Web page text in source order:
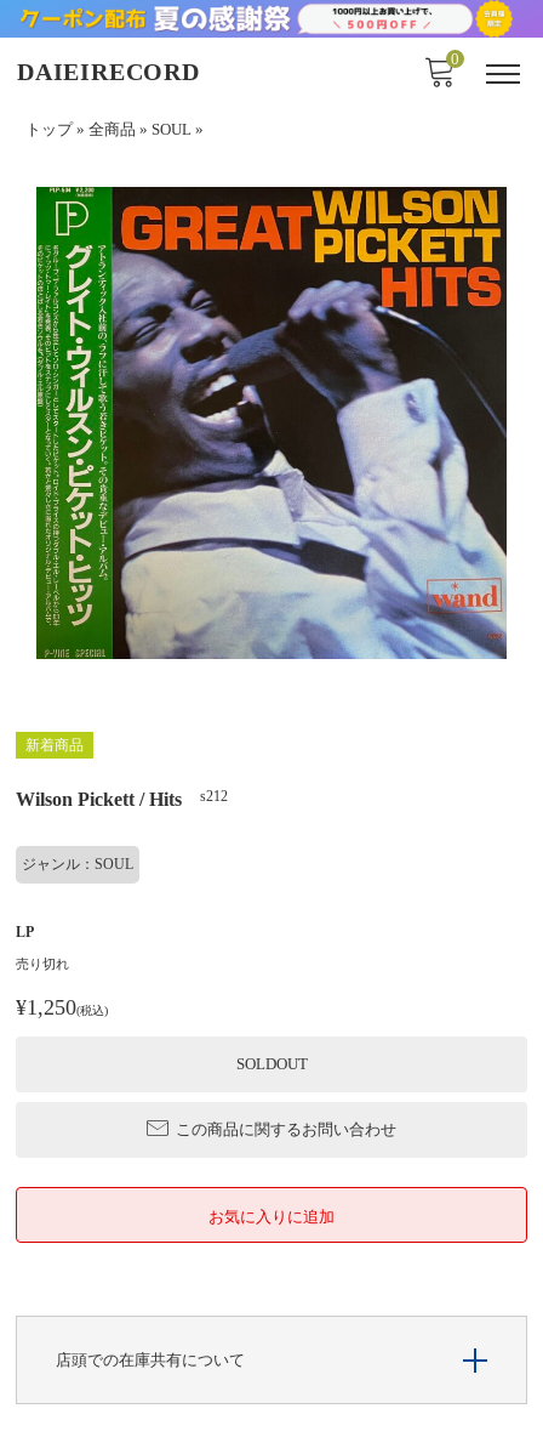
DAIEIRECORD 0
トップ» 全商品 » SOUL »
新着商品
Wilson Pickett / Hits s212
ジャンル：SOUL
LP
売り切れ
¥1,250(税込)
SOLDOUT
この商品に関するお問い合わせ
店頭での在庫共有について